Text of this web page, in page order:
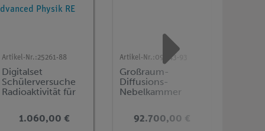
Artikel-Nr.:25261-88
Digitalset
Schülerversuche
Radioaktivität für
advanced Physik
1.060,00 €
Artikel-Nr.: 09043-93
Großraum-
Diffusions-
Nebelkammer
92.700,00 €